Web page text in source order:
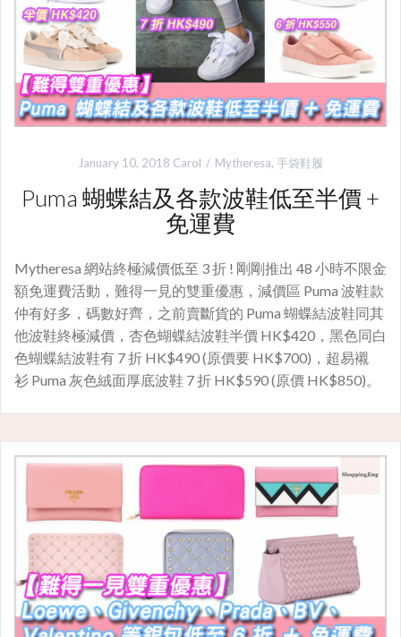
January 10, 2018 Carol Mytheresa, 手袋鞋履
Puma 蝴蝶結及各款波鞋低至半價 +
免運費
Mytheresa 網站終極減價低至 3 折 ! 剛剛推出 48 小時不限金
額免運費活動，難得一見的雙重優惠，減價區 Puma 波鞋款
仲有好多，碼數好齊，之前賣斷貨的 Puma 蝴蝶結波鞋同其
他波鞋終極減價，杏色蝴蝶結波鞋半價 HK$420，黑色同白
色蝴蝶結波鞋有 7 折 HK$490 (原價要 HK$700)，超易襯
衫 Puma 灰色絨面厚底波鞋 7 折 HK$590 (原價 HK$850)。